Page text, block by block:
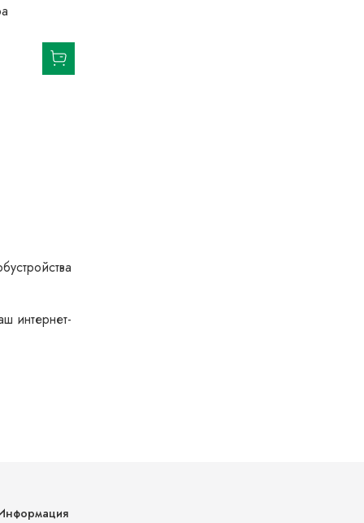
интернет-